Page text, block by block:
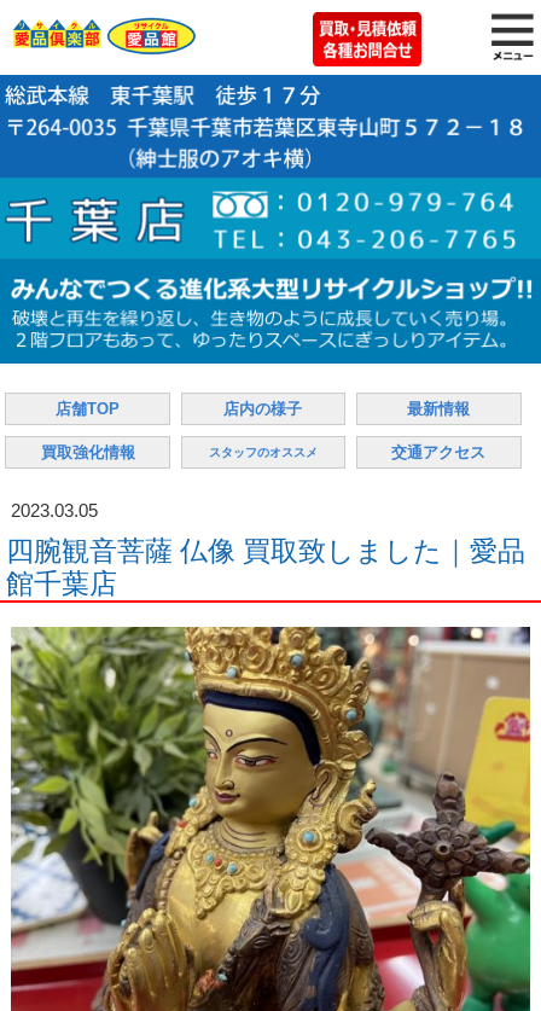
店舗TOP 店内の様子 最新情報
買取強化情報 スタッフのオススメ 交通アクセス
2023.03.05
四腕観音菩薩 仏像 買取致しました｜愛品
館千葉店